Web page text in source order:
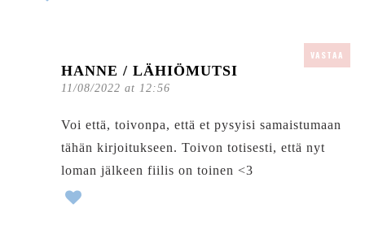
HANNE / LÄHIÖMUTSI
11/08/2022 at 12:56
VASTAA
Voi että, toivonpa, että et pysyisi samaistumaan
tähän kirjoitukseen. Toivon totisesti, että nyt
loman jälkeen fiilis on toinen <3